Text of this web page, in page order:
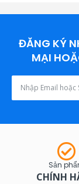
ĐĂNG KÝ
MẠI
Sản
CHÍNH